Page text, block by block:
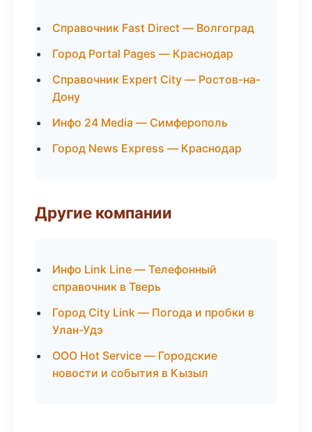
Справочник Fast Direct — Волгоград
Город Portal Pages — Краснодар
Справочник Expert City — Ростов-на-
Дону
Инфо 24 Media — Симферополь
Город News Express — Краснодар
Другие компании
Инфо Link Line — Телефонный
справочник в Тверь
Город City Link — Погода и пробки в
Улан-Удэ
ООО Hot Service — Городские
новости и события в Кызыл